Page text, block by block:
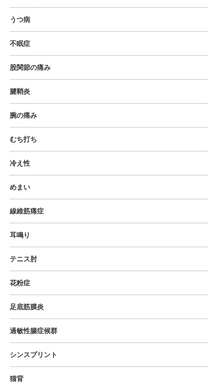
うつ病
不眠症
股関節の痛み
腱鞘炎
腕の痛み
むち打ち
冷え性
めまい
線維筋痛症
耳鳴り
テニス肘
花粉症
足底筋膜炎
過敏性腸症候群
シンスプリント
猫背